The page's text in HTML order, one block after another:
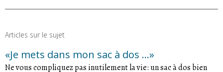
Articles sur le sujet
«Je mets dans mon sac à dos ...»
Ne vous compliquez pas inutilement la vie: un sac à dos bien